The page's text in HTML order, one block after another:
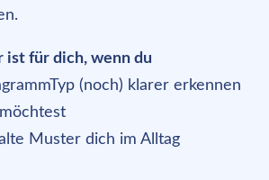
ist für dich, wenn du
(noch) klarer erkennen
Muster dich im Alltag